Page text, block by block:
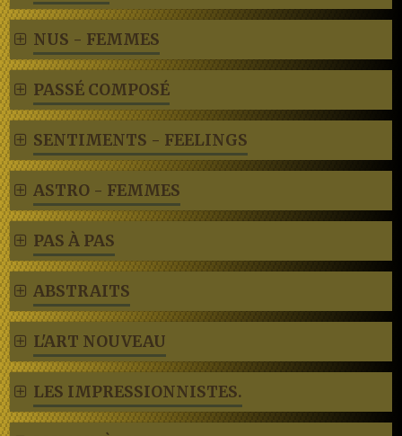
NUS - FEMMES
PASSÉ COMPOSÉ
SENTIMENTS - FEELINGS
ASTRO - FEMMES
PAS À PAS
ABSTRAITS
L'ART NOUVEAU
LES IMPRESSIONNISTES.